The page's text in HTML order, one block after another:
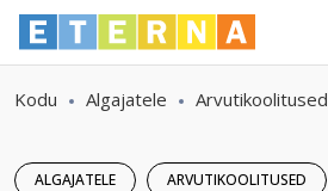
Kodu Algajatele Arvutikoolitused
ALGAJATELE ARVUTIKOOLITUSED